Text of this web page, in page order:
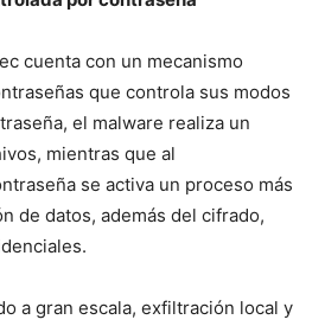
cuenta con un mecanismo
que controla sus modos
el malware realiza un
mientras que al
se activa un proceso más
de datos, además del cifrado,
a gran escala, exfiltración local y